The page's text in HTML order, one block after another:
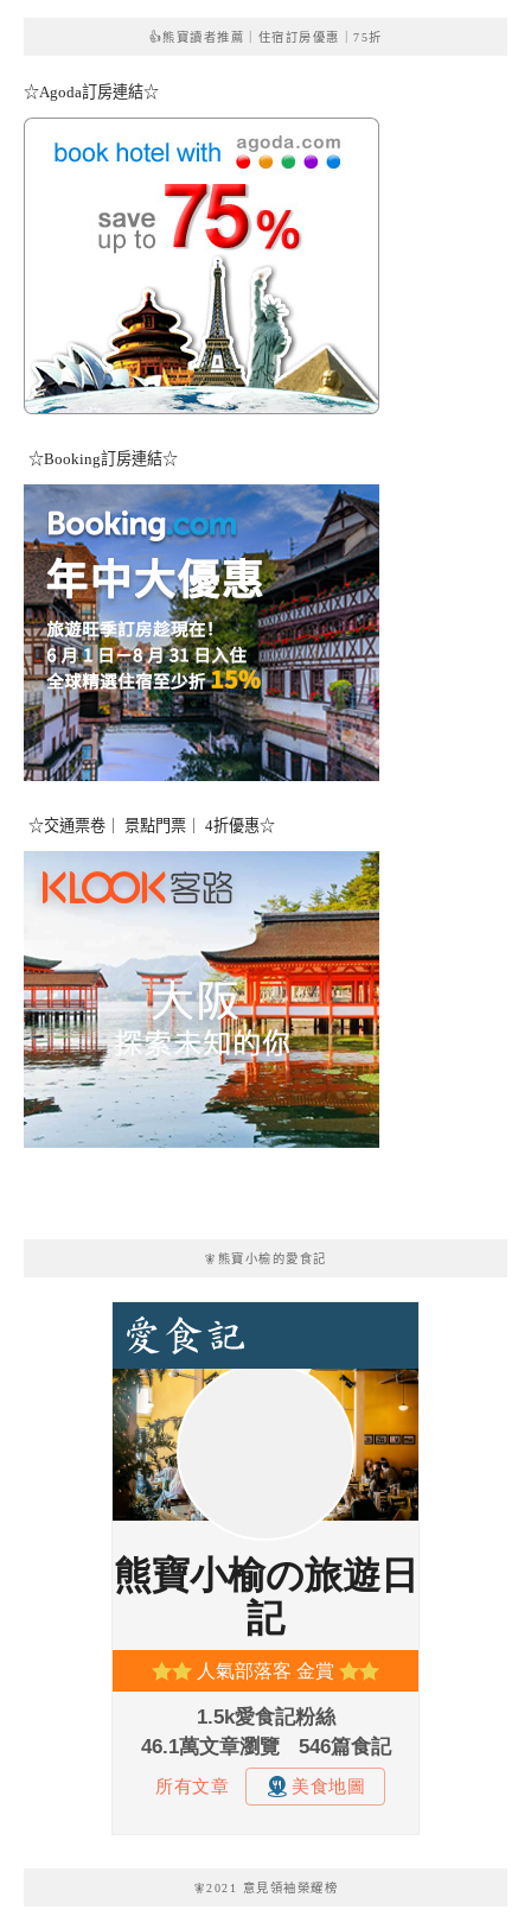
👍熊寶讀者推薦｜住宿訂房優惠｜75折
☆Agoda訂房連結☆
☆Booking訂房連結☆
☆交通票卷｜ 景點門票｜ 4折優惠☆
🧚熊寶小榆的愛食記
🧚2021 意見領袖榮耀榜